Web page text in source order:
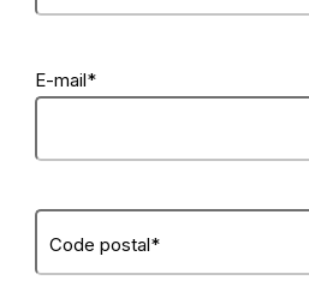
E-mail*
Code postal*